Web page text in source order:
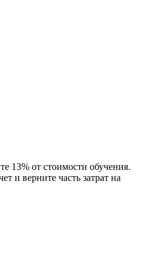
13% от стоимости обучения.
и верните часть затрат на